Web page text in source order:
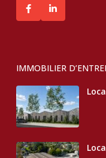
IMMOBILIER